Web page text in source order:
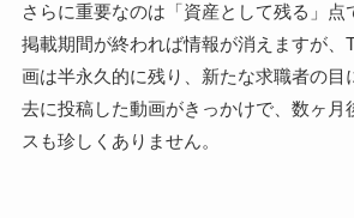
さらに重要なのは「資産として残る」点
掲載期間が終われば情報が消えますが、
画は半永久的に残り、新たな求職者の目
去に投稿した動画がきっかけで、数ヶ月
スも珍しくありません。